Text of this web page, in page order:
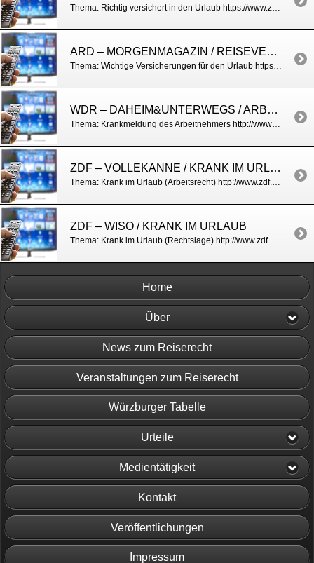
Thema: Richtig versichert in den Urlaub https://www.zdf.de/verbraucher/volle-kanne/versicherung-im-urlaub-102.html
ARD – MORGENMAGAZIN / REISEVERSICHERUNGEN
Thema: Wichtige Versicherungen für den Urlaub https://www.daserste.de/information/politik-weltgeschehen/morgenmagazin/videos/service_0207nl-100.html
WDR – DAHEIM&UNTERWEGS / ARBEITSRECHT
Thema: Krankmeldung des Arbeitnehmers http://www1.wdr.de/mediathek/video/sendungen/daheim-und-unterwegs/video-kay-p-rodegra-klaert-auf-was-man-bei-einer-krankmeldung-bei-der-arbeit-zu-beachten-hat-100.html
ZDF – VOLLEKANNE / KRANK IM URLAUB
Thema: Krank im Urlaub (Arbeitsrecht) http://www.zdf.de/volle-kanne/krank-im-urlaub-lohnfortzahlung-behandlungskosten-und-arbeitsunfaehigkeit-34257142.html
ZDF – WISO / KRANK IM URLAUB
Thema: Krank im Urlaub (Rechtslage) http://www.zdf.de/wiso/wiso-tipp-krank-im-urlaub-lohnfortzahlung-behandlungskosten-arbeitsunfaehigkeit-34123680.html
Home
Über
News zum Reiserecht
Veranstaltungen zum Reiserecht
Würzburger Tabelle
Urteile
Medientätigkeit
Kontakt
Veröffentlichungen
Impressum